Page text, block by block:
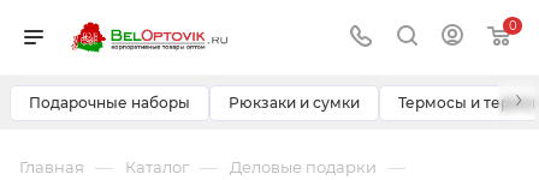
0
Подарочные наборы Рюкзаки и сумки Термосы и ›
Главная — Каталог — Деловые подарки —